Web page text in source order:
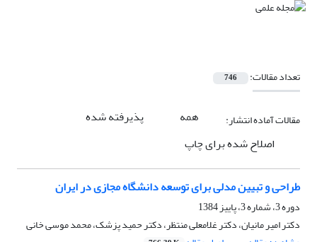
تعداد مقالات: 746
مقالات آماده انتشار: همه
پذیرفته شده
اصلاح شده برای چاپ
طراحی و تبیین مدلی برای توسعه دانشگاه مجازی در ایران
دوره 3، شماره 3، پاییز 1384
دکتر امیر مانیان، دکتر غلامعلی منتظر، دکتر حمید پزشک، محمد موسی خانی